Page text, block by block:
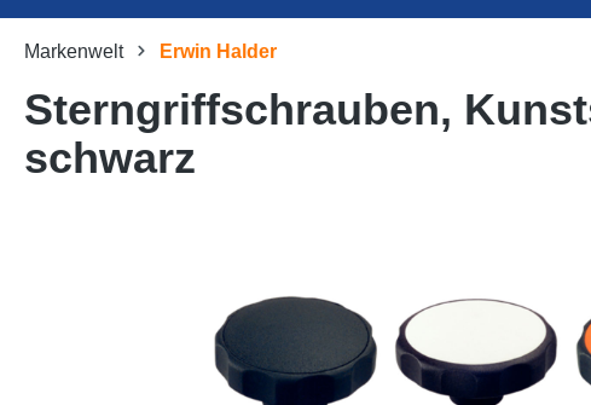
Markenwelt Erwin Halder
Sterngriffschrauben,
schwarz